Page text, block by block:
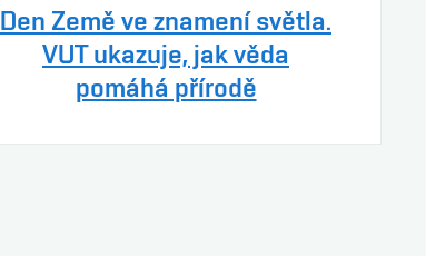
Den Země ve znamení světla.
VUT ukazuje, jak věda
pomáhá přírodě